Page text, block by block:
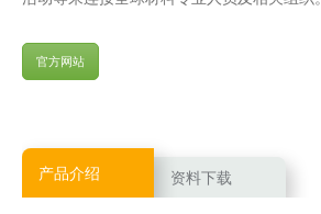
官方网站
产品介绍 资料下载